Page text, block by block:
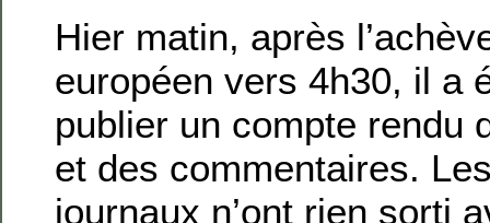
Hier matin, après
européen vers 4h30, il a
publier un compte rendu
et des commentaires.
journaux n’ont rien sorti